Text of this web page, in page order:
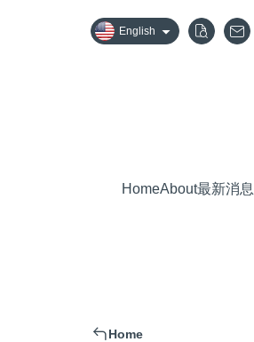
English
HomeAbout最新消息
Home